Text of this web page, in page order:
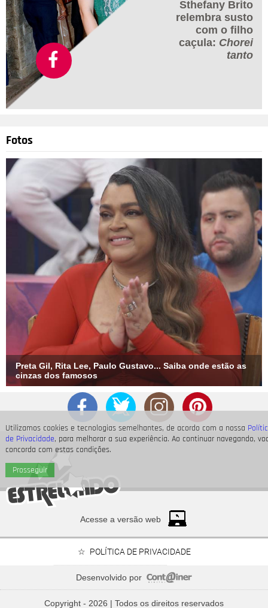
Utilizamos cookies e tecnologias semelhantes, de acordo com a nossa
de Privacidade, para melhorar a sua experiência. Ao continuar navegando,
concorda com estas condições.
Prosseguir
Sthefany Brito
relembra susto
com o filho
caçula: Chorei
tanto
Fotos
Preta Gil, Rita Lee, Paulo Gustavo... Saiba onde estão as
cinzas dos famosos
Relembre os amores - e affairs - de Shawn Mendes
Acesse a versão web
POLÍTICA DE PRIVACIDADE
Desenvolvido por
Copyright - 2026 | Todos os direitos reservados